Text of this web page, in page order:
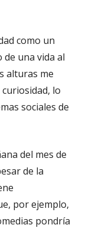
como un
una vida al
alturas me
lo
sociales de
del mes de
de la
por ejemplo,
pondría